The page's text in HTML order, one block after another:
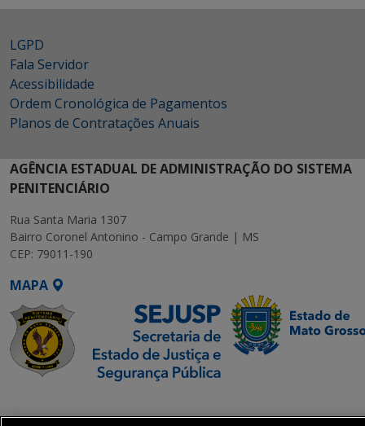
LGPD
Fala Servidor
Acessibilidade
Ordem Cronológica de Pagamentos
Planos de Contratações Anuais
AGÊNCIA ESTADUAL DE ADMINISTRAÇÃO DO SISTEMA
PENITENCIÁRIO
Rua Santa Maria 1307
Bairro Coronel Antonino - Campo Grande | MS
CEP: 79011-190
MAPA
Executiva de